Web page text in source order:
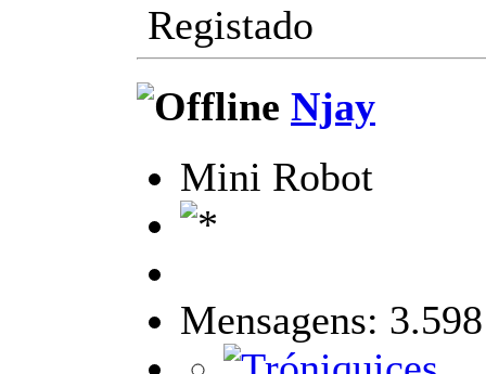
Registado
Njay
Mini Robot
Mensagens: 3.598